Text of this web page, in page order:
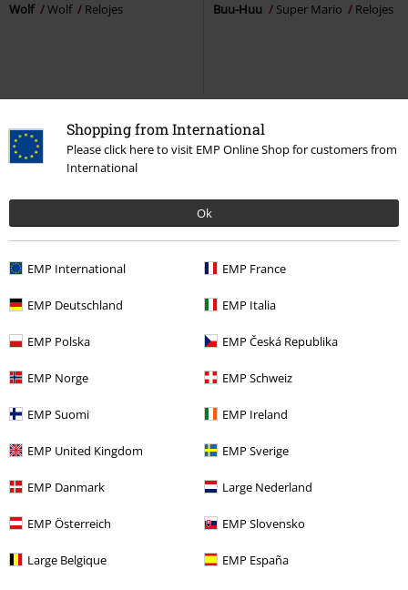
Shopping from International
Please click here to visit EMP Online Shop for customers from
International
Ok
EMP International EMP France
EMP Deutschland EMP Italia
EMP Polska EMP Česká Republika
EMP Norge EMP Schweiz
EMP Suomi EMP Ireland
EMP United Kingdom EMP Sverige
EMP Danmark Large Nederland
EMP Österreich EMP Slovensko
Large Belgique EMP España
Wolf Wolf Relojes Buu-Huu Super Mario Relojes
15,19 €
Relojes
PVPR34,99 €
28,04 €
Evenstar
El Señor de los Anillos